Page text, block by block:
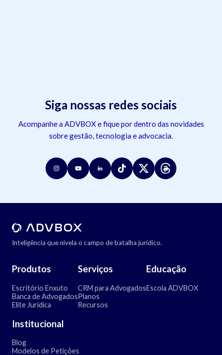
Siga nossas redes sociais
Acompanhe a ADVBOX e fique por dentro das novidades
sobre gestão, tecnologia e advocacia.
Inteligência que nivela o campo de batalha jurídico.
Produtos
Escritório Enxuto
Banca de Advogados
Elite Jurídica
Serviços
CRM para Advogados
Planos
Recursos
Educação
Escola ADVBOX
Institucional
Blog
Modelos de Petições